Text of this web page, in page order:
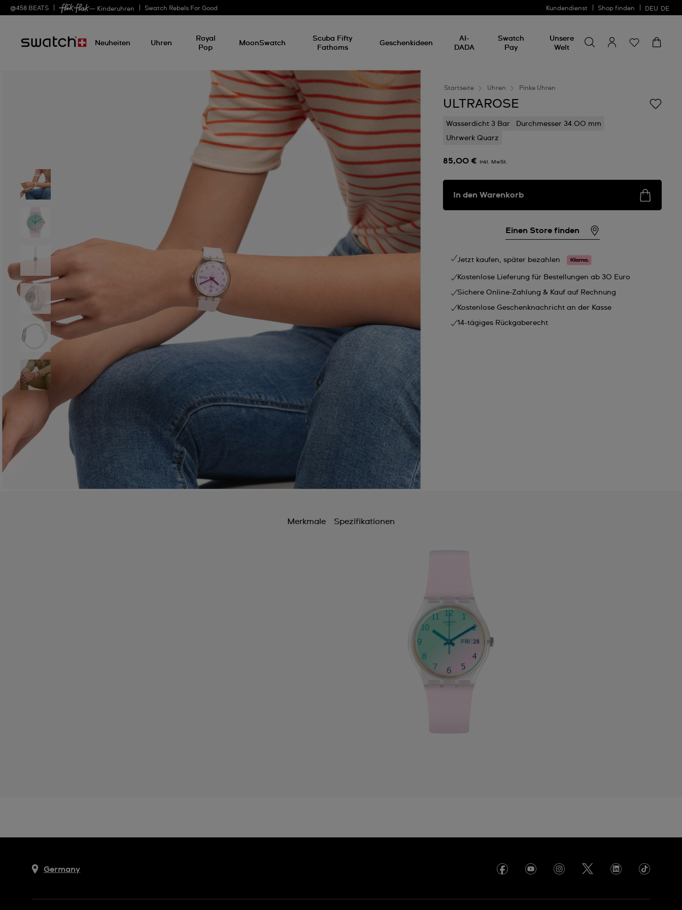
@458 BEATS — Kinderuhren Swatch Rebels For Good Kundendienst Shop finden DEU DE
Neuheiten Uhren
Royal
Pop
MoonSwatch
Scuba Fifty
Fathoms
Geschenkideen
AI-
DADA
Swatch
Pay
Unsere
Welt
etwas
suchen
Startseite Uhren Pinke Uhren
ULTRAROSE
Wasserdicht 3 Bar
Durchmesser 34.00 mm
Uhrwerk Quarz
85,00 € Inkl. MwSt.
In den Warenkorb
Einen Store finden
Jetzt kaufen, später bezahlen
Kostenlose Lieferung für Bestellungen ab 30 Euro
Sichere Online-Zahlung & Kauf auf Rechnung
Kostenlose Geschenknachricht an der Kasse
14-tägiges Rückgaberecht
Merkmale Spezifikationen
Germany